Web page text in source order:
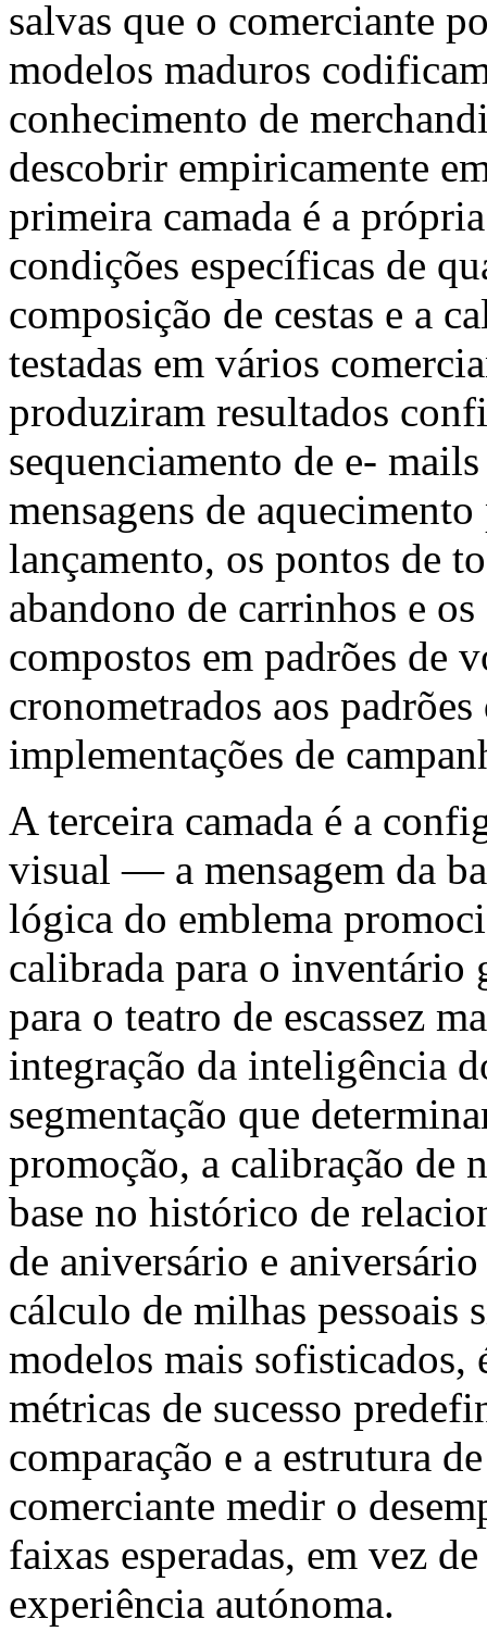
salvas que o comerciante
modelos maduros
conhecimento de
descobrir empiricamente
primeira camada é a
condições específicas de
composição de cestas e a
testadas em vários
produziram resultados
sequenciamento de e-
mensagens de
lançamento, os pontos de
abandono de carrinhos e
compostos em padrões de
cronometrados aos
implementações de
A terceira camada é a
visual — a mensagem da
lógica do emblema
calibrada para o inventário
para o teatro de escassez
integração da inteligência
segmentação que
promoção, a calibração de
base no histórico de
de aniversário e
cálculo de milhas pessoais
modelos mais
métricas de sucesso
comparação e a estrutura
comerciante medir o
faixas esperadas, em vez
experiência autónoma.